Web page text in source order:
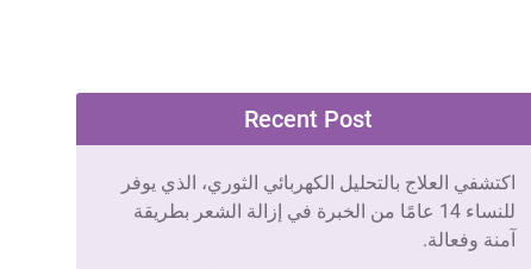
Recent Post
اكتشفي العلاج بالتحليل الكهربائي الثوري، الذي يوفر
للنساء 14 عامًا من الخبرة في إزالة الشعر بطريقة
آمنة وفعالة.